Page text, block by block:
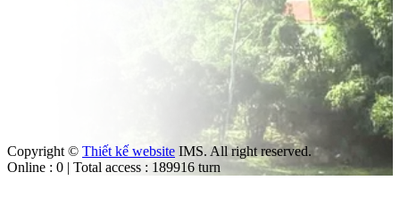
Copyright © Thiết kế website IMS. All right reserved.
Online : 0 | Total access : 189916 turn